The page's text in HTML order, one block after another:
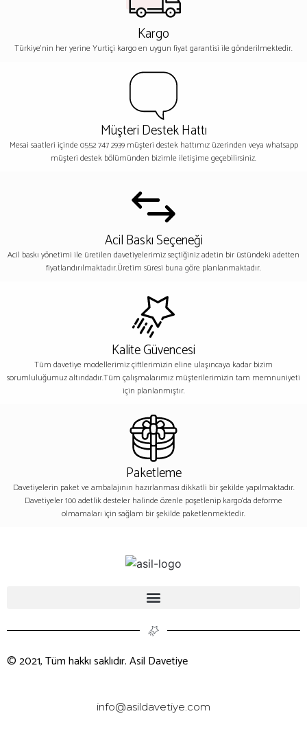
Kargo
Türkiye'nin her yerine Yurtiçi kargo en uygun fiyat garantisi ile gönderilmektedir.
Müşteri Destek Hattı
Mesai saatleri içinde 0552 747 2939 müşteri destek hattımız üzerinden veya whatsapp
müşteri destek bölümünden bizimle iletişime geçebilirsiniz.
Acil Baskı Seçeneği
Acil baskı yönetimi ile üretilen davetiyelerimiz seçtiğiniz adetin bir üstündeki adetten
fiyatlandırılmaktadır.Üretim süresi buna göre planlanmaktadır.
Kalite Güvencesi
Tüm davetiye modellerimiz çiftlerimizin eline ulaşıncaya kadar bizim
sorumluluğumuz altındadır.Tüm çalışmalarımız müşterilerimizin tam memnuniyeti
için planlanmıştır.
Paketleme
Davetiyelerin paket ve ambalajının hazırlanması dikkatli bir şekilde yapılmaktadır.
Davetiyeler 100 adetlik desteler halinde özenle poşetlenip kargo’da deforme
olmamaları için sağlam bir şekilde paketlenmektedir.
© 2021, Tüm hakkı saklıdır. Asil Davetiye
info@asildavetiye.com